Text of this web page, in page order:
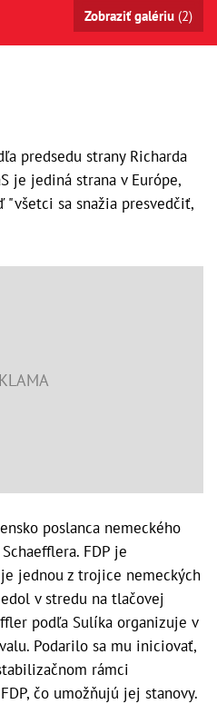
Zobraziť galériu (2)
predsedu strany Richarda
je jediná strana v Európe,
sa snažia presvedčiť,
poslanca nemeckého
FDP je
jednou z trojice nemeckých
v stredu na tlačovej
podľa Sulíka organizuje v
Podarilo sa mu iniciovať,
rámci
čo umožňujú jej stanovy.